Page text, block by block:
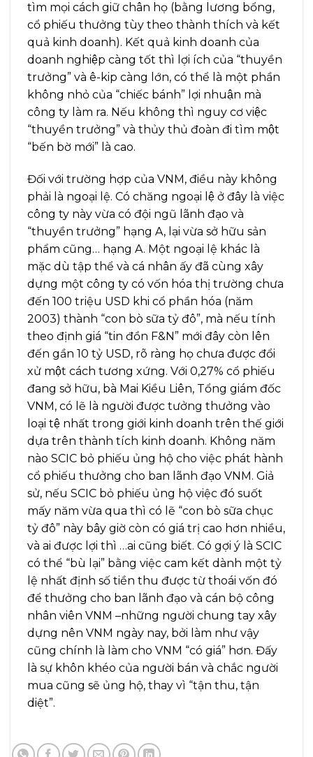
tìm mọi cách giữ chân họ (bằng lương bổng,
cổ phiếu thưởng tùy theo thành thích và kết
quả kinh doanh). Kết quả kinh doanh của
doanh nghiệp càng tốt thì lợi ích của “thuyền
trưởng” và ê-kip càng lớn, có thể là một phần
không nhỏ của “chiếc bánh” lợi nhuận mà
công ty làm ra. Nếu không thì nguy cơ việc
“thuyền trưởng” và thủy thủ đoàn đi tìm một
“bến bờ mới” là cao.
Đối với trường hợp của VNM, điều này không
phải là ngoại lệ. Có chăng ngoại lệ ở đây là việc
công ty này vừa có đội ngũ lãnh đạo và
“thuyền trưởng” hạng A, lại vừa sở hữu sản
phẩm cũng… hạng A. Một ngoại lệ khác là
mặc dù tập thể và cá nhân ấy đã cùng xây
dựng một công ty có vốn hóa thị trường chưa
đến 100 triệu USD khi cổ phần hóa (năm
2003) thành “con bò sữa tỷ đô”, mà nếu tính
theo định giá “tin đồn F&N” mới đây còn lên
đến gần 10 tỷ USD, rõ ràng họ chưa được đổi
xử một cách tương xứng. Với 0,27% cổ phiếu
đang sở hữu, bà Mai Kiều Liên, Tổng giám đốc
VNM, có lẽ là người được tưởng thưởng vào
loại tệ nhất trong giới kinh doanh trên thế giới
dựa trên thành tích kinh doanh. Không năm
nào SCIC bỏ phiếu ủng hộ cho việc phát hành
cổ phiếu thưởng cho ban lãnh đạo VNM. Giả
sử, nếu SCIC bỏ phiếu ủng hộ việc đó suốt
mấy năm vừa qua thì có lẽ “con bò sữa chục
tỷ đô” này bây giờ còn có giá trị cao hơn nhiều,
và ai được lợi thì …ai cũng biết. Có gợi ý là SCIC
có thể “bù lại” bằng việc cam kết dành một tỷ
lệ nhất định số tiền thu được từ thoái vốn đó
để thưởng cho ban lãnh đạo và cán bộ công
nhân viên VNM –những người chung tay xây
dựng nên VNM ngày nay, bởi làm như vậy
cũng chính là làm cho VNM “có giá” hơn. Đấy
là sự khôn khéo của người bán và chắc người
mua cũng sẽ ủng hộ, thay vì “tận thu, tận
diệt”.